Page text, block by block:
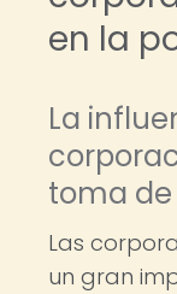
en la
La
toma de
Las
un gran